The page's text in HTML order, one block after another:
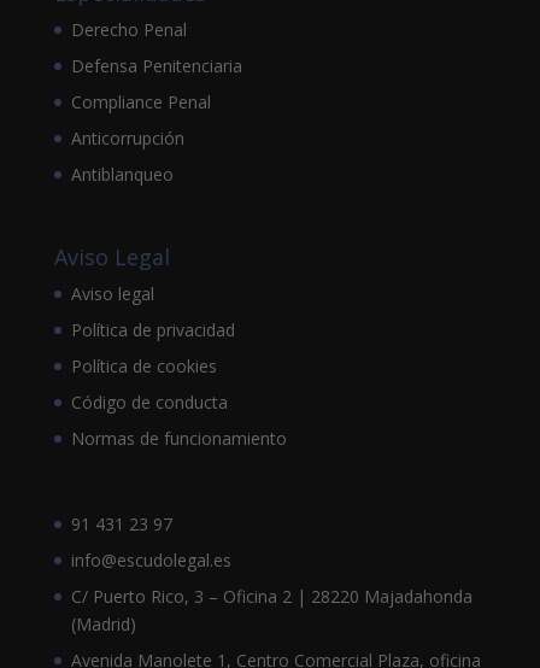
Derecho Penal
Defensa Penitenciaria
Compliance Penal
Anticorrupción
Antiblanqueo
Aviso Legal
Aviso legal
Política de privacidad
Política de cookies
Código de conducta
Normas de funcionamiento
91 431 23 97
info@escudolegal.es
C/ Puerto Rico, 3 – Oficina 2 | 28220 Majadahonda
(Madrid)
Avenida Manolete 1, Centro Comercial Plaza, oficina